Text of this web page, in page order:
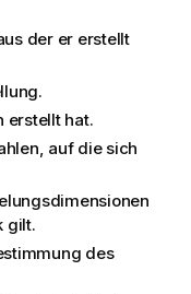
der er erstellt
erstellt hat.
auf die sich
gilt.
des